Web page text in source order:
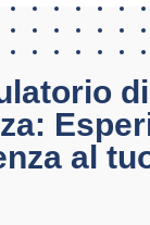
di
al